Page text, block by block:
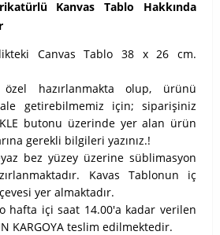
Kanvas Tablo Hakkında
Canvas Tablo 38 x 26 cm.
hazırlanmakta olup, ürünü
getirebilmemiz için; siparişiniz
butonu üzerinde yer alan ürün
gerekli bilgileri yazınız.!
bez yüzey üzerine süblimasyon
Kavas Tablonun iç
yer almaktadır.
hafta içi saat 14.00'a kadar verilen
KARGOYA teslim edilmektedir.